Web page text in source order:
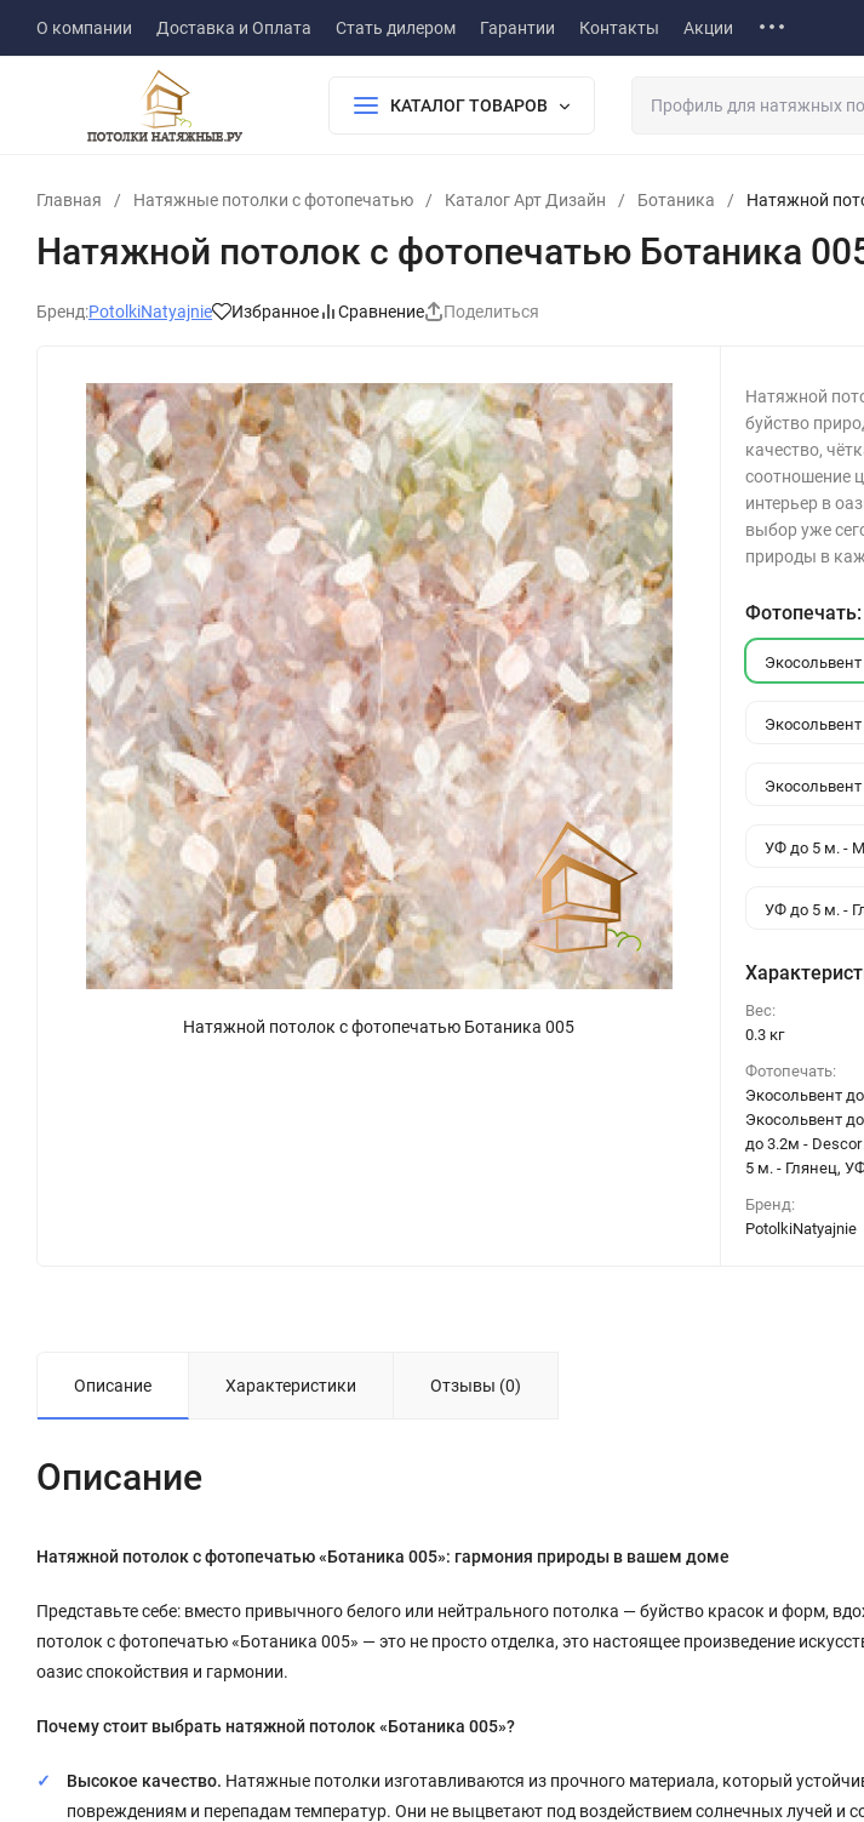
О компании Доставка и Оплата Стать дилером Гарантии Контакты Акции
КАТАЛОГ ТОВАРОВ
Главная / Натяжные потолки с фотопечатью / Каталог Арт Дизайн / Ботаника / Натяжной
Натяжной потолок с фотопечатью Ботаника
Бренд:PotolkiNatyajnie Избранное Сравнение Поделиться
Натяжной потолок с фотопечатью Ботаника 005
Натяжной
буйство
качество,
соотношение
интерьер в
выбор уже
природы в
Фотопечать:
УФ до 5 м. -
УФ до 5 м. -
Вес:
0.3 кг
Фотопечать:
Экосольвент
Экосольвент
до 3.2м -
5 м. - Глянец,
Бренд:
PotolkiNatyajnie
Описание Характеристики Отзывы (0)
Описание
Натяжной потолок с фотопечатью «Ботаника 005»: гармония природы в вашем доме
Представьте себе: вместо привычного белого или нейтрального потолка — буйство красок и форм,
потолок с фотопечатью «Ботаника 005» — это не просто отделка, это настоящее произведение
оазис спокойствия и гармонии.
Почему стоит выбрать натяжной потолок «Ботаника 005»?
Высокое качество. Натяжные потолки изготавливаются из прочного материала, который
повреждениям и перепадам температур. Они не выцветают под воздействием солнечных лучей и